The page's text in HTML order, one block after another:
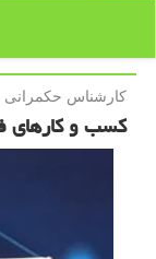
كارشناس
کسب و کارهای